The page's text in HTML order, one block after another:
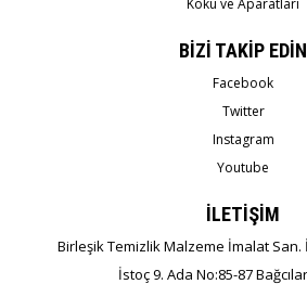
Koku ve Aparatları
BİZİ TAKİP EDİN
Facebook
Twitter
Instagram
Youtube
İLETİŞİM
Birleşik Temizlik Malzeme İmalat San.
İstoç 9. Ada No:85-87